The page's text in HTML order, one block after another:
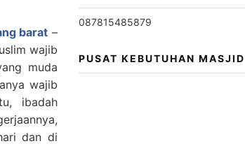
barat –
wajib
muda
wajib
ibadah
dan di
087815485879
PUSAT KEBUTUHAN MASJID